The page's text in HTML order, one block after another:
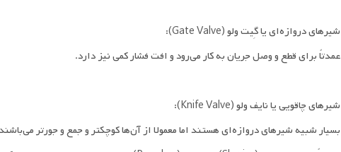
شیرهای دروازه‌ای یا گِیت ولو (Gate Valve):
عمدتاً برای قطع و وصل جریان به کار می‌رود و افت فشار کمی نیز دارد.
شیرهای چاقویی یا نایف ولو (Knife Valve):
بسیار شبیه شیرهای دروازه‌ای هستند اما معمولا از آن‌ها کوچکتر و جمع و جورتر